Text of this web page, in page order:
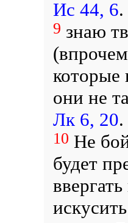
Ис 44, 6.
9 знаю
которые
они не
Лк 6, 20.
10 Не
будет